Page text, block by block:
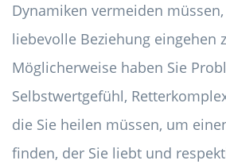
Dynamiken vermeiden
liebevolle Beziehung eingehen
Möglicherweise haben Sie
Selbstwertgefühl,
die Sie heilen müssen, um
finden, der Sie liebt und